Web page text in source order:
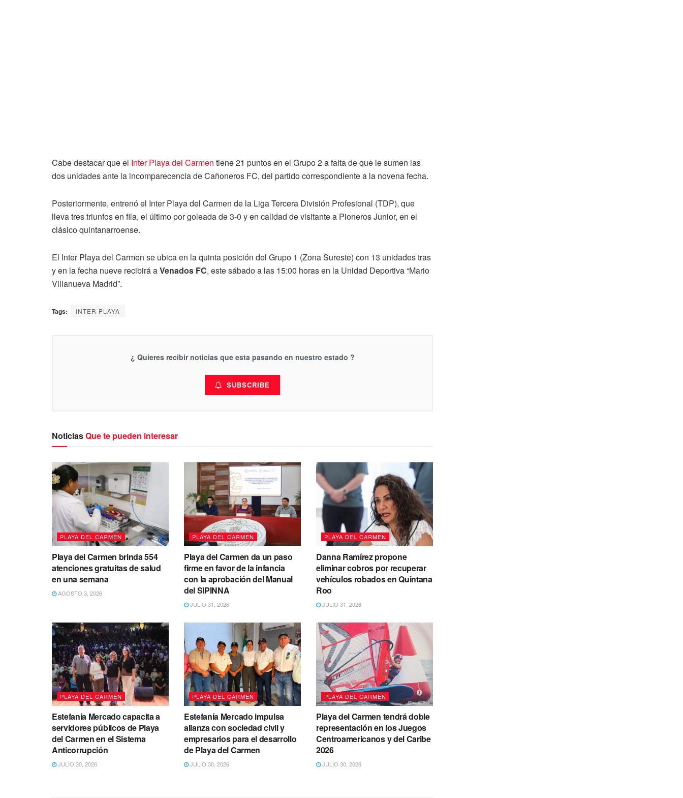
Cabe destacar que el Inter Playa del Carmen tiene 21 puntos en el Grupo 2 a falta de que le sumen las
dos unidades ante la incomparecencia de Cañoneros FC, del partido correspondiente a la novena fecha.
Posteriormente, entrenó el Inter Playa del Carmen de la Liga Tercera División Profesional (TDP), que
lleva tres triunfos en fila, el último por goleada de 3-0 y en calidad de visitante a Pioneros Junior, en el
clásico quintanarroense.
El Inter Playa del Carmen se ubica en la quinta posición del Grupo 1 (Zona Sureste) con 13 unidades tras
y en la fecha nueve recibirá aVenados FC, este sábado a las 15:00 horas en la Unidad Deportiva “Mario
Villanueva Madrid”.
Tags: INTER PLAYA
¿ Quieres recibir noticias que esta pasando en nuestro estado ?
SUBSCRIBE
NoticiasQue te pueden interesar
PLAYA DEL CARMEN
Playa del Carmen brinda 554
atenciones gratuitas de salud
en una semana
AGOSTO 3, 2026
PLAYA DEL CARMEN
Playa del Carmen da un paso
firme en favor de la infancia
con la aprobación del Manual
del SIPINNA
JULIO 31, 2026
PLAYA DEL CARMEN
Danna Ramírez propone
eliminar cobros por recuperar
vehículos robados en Quintana
Roo
JULIO 31, 2026
PLAYA DEL CARMEN
Estefanía Mercado capacita a
servidores públicos de Playa
del Carmen en el Sistema
Anticorrupción
JULIO 30, 2026
PLAYA DEL CARMEN
Estefanía Mercado impulsa
alianza con sociedad civil y
empresarios para el desarrollo
de Playa del Carmen
JULIO 30, 2026
PLAYA DEL CARMEN
Playa del Carmen tendrá doble
representación en los Juegos
Centroamericanos y del Caribe
2026
JULIO 30, 2026